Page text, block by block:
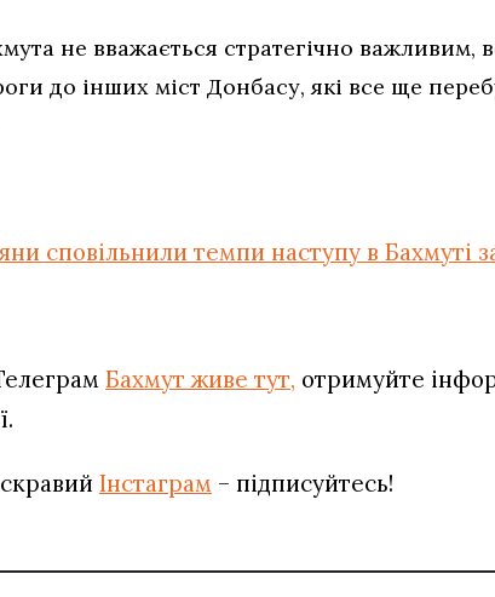
не вважається стратегічно важливим,
до інших міст Донбасу, які все ще
сповільнили темпи наступу в Бахмуті
Бахмут живе тут, отримуйте
Інстаграм – підписуйтесь!